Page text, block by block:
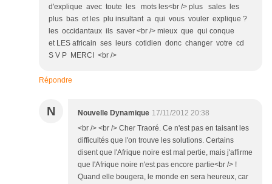
d'explique avec toute les mots les<br /> plus sales les
plus bas et les plu insultant a qui vous vouler explique ?
les occidantaux ils saver <br /> mieux que qui conque
et LES africain ses leurs cotidien donc changer votre cd
S V P MERCI <br />
Répondre
N Nouvelle Dynamique 17/11/2012 20:38
<br /> <br /> Cher Traoré. Ce n'est pas en taisant les
difficultés que l'on trouve les solutions. Certains
disent que l'Afrique noire est mal pertie, mais j'affirme
que l'Afrique noire n'est pas encore partie<br /> !
Quand elle bougera, le monde en sera heureux, car